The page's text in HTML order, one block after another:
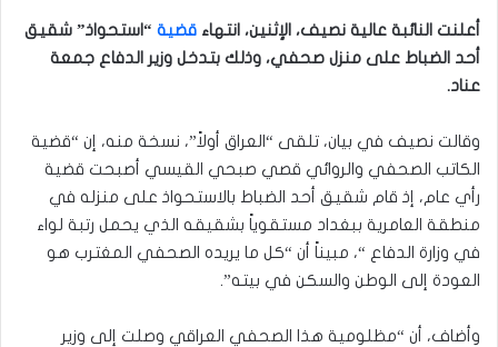
أعلنت النائبة عالية نصيف، الإثنين، انتهاء قضية “استحواذ” شقيق
أحد الضباط على منزل صحفي، وذلك بتدخل وزير الدفاع جمعة
عناد.
وقالت نصيف في بيان، تلقى “العراق أولاً”، نسخة منه، إن “قضية
الكاتب الصحفي والروائي قصي صبحي القيسي أصبحت قضية
رأي عام، إذ قام شقيق أحد الضباط بالاستحواذ على منزله في
منطقة العامرية ببغداد مستقوياً بشقيقه الذي يحمل رتبة لواء
في وزارة الدفاع “، مبيناً أن “كل ما يريده الصحفي المغترب هو
العودة إلى الوطن والسكن في بيته”.
وأضاف، أن “مظلومية هذا الصحفي العراقي وصلت إلى وزير